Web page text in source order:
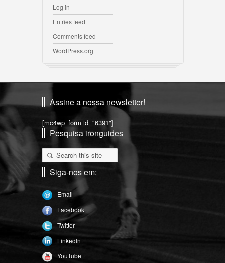
Log in
Entries feed
Comments feed
WordPress.org
Assine a nossa newsletter!
[mc4wp_form id="6391"]
Pesquisa ironguides
Siga-nos em:
Email
Facebook
Twitter
LinkedIn
YouTube